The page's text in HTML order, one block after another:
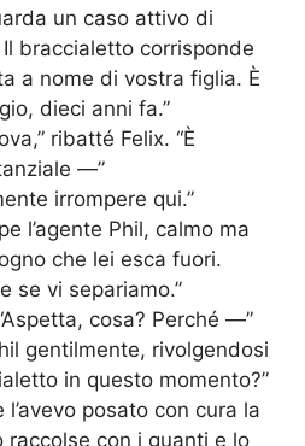
un caso attivo di
braccialetto corrisponde
a nome di vostra figlia. È
dieci anni fa.”
ribatté Felix. “È
—”
irrompere qui.”
l’agente Phil, calmo ma
che lei esca fuori.
se vi separiamo.”
cosa? Perché —”
gentilmente, rivolgendosi
in questo momento?”
posato con cura la
raccolse con i guanti e lo